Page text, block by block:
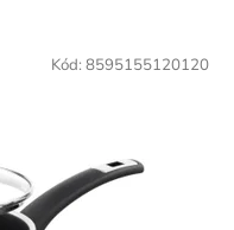
Kód: 8595155120120